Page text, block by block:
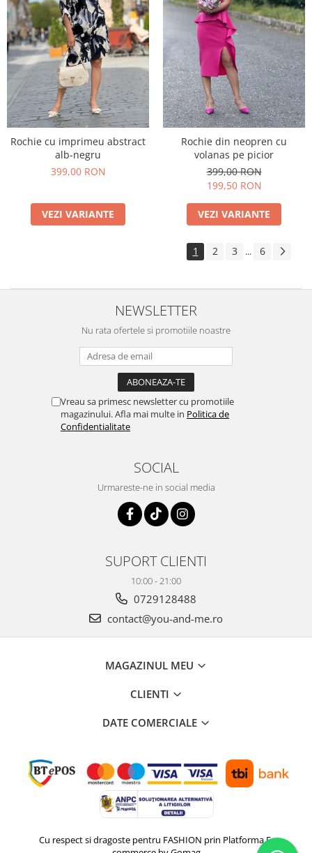
Rochie cu imprimeu abstract
alb-negru
399,00 RON
VEZI VARIANTE
Rochie din neopren cu
volanas pe picior
399,00 RON
199,50 RON
VEZI VARIANTE
1 2 3 ... 6
NEWSLETTER
Nu rata ofertele si promotiile noastre
Vreau sa primesc newsletter cu promotiile
magazinului. Afla mai multe in Politica de
Confidentialitate
SOCIAL
Urmareste-ne in social media
SUPORT CLIENTI
10:00 - 21:00
0729128488
contact@you-and-me.ro
MAGAZINUL MEU
CLIENTI
DATE COMERCIALE
Cu respect si dragoste pentru FASHION prin Platforma E-